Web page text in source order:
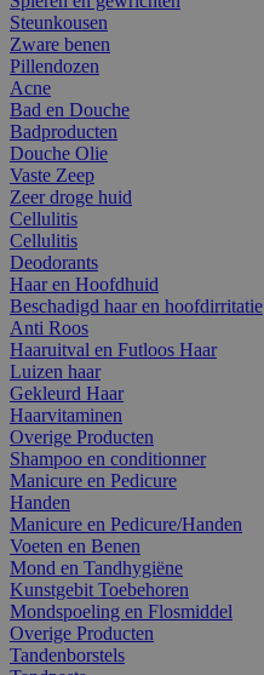
Steunkousen
Zware benen
Pillendozen
Acne
Bad en Douche
Badproducten
Douche Olie
Vaste Zeep
Zeer droge huid
Cellulitis
Cellulitis
Deodorants
Haar en Hoofdhuid
Beschadigd haar en hoofdirritatie
Anti Roos
Haaruitval en Futloos Haar
Luizen haar
Gekleurd Haar
Haarvitaminen
Overige Producten
Shampoo en conditionner
Manicure en Pedicure
Handen
Manicure en Pedicure/Handen
Voeten en Benen
Mond en Tandhygiëne
Kunstgebit Toebehoren
Mondspoeling en Flosmiddel
Overige Producten
Tandenborstels